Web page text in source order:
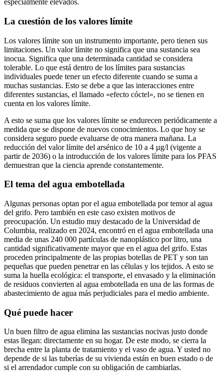
especialmente elevados.
La cuestión de los valores límite
Los valores límite son un instrumento importante, pero tienen sus
limitaciones. Un valor límite no significa que una sustancia sea
inocua. Significa que una determinada cantidad se considera
tolerable. Lo que está dentro de los límites para sustancias
individuales puede tener un efecto diferente cuando se suma a
muchas sustancias. Esto se debe a que las interacciones entre
diferentes sustancias, el llamado «efecto cóctel», no se tienen en
cuenta en los valores límite.
A esto se suma que los valores límite se endurecen periódicamente a
medida que se dispone de nuevos conocimientos. Lo que hoy se
considera seguro puede evaluarse de otra manera mañana. La
reducción del valor límite del arsénico de 10 a 4 µg/l (vigente a
partir de 2036) o la introducción de los valores límite para los PFAS
demuestran que la ciencia aprende constantemente.
El tema del agua embotellada
Algunas personas optan por el agua embotellada por temor al agua
del grifo. Pero también en este caso existen motivos de
preocupación. Un estudio muy destacado de la Universidad de
Columbia, realizado en 2024, encontró en el agua embotellada una
media de unas 240 000 partículas de nanoplástico por litro, una
cantidad significativamente mayor que en el agua del grifo. Estas
proceden principalmente de las propias botellas de PET y son tan
pequeñas que pueden penetrar en las células y los tejidos. A esto se
suma la huella ecológica: el transporte, el envasado y la eliminación
de residuos convierten al agua embotellada en una de las formas de
abastecimiento de agua más perjudiciales para el medio ambiente.
Qué puede hacer
Un buen filtro de agua elimina las sustancias nocivas justo donde
estas llegan: directamente en su hogar. De este modo, se cierra la
brecha entre la planta de tratamiento y el vaso de agua. Y usted no
depende de si las tuberías de su vivienda están en buen estado o de
si el arrendador cumple con su obligación de cambiarlas.